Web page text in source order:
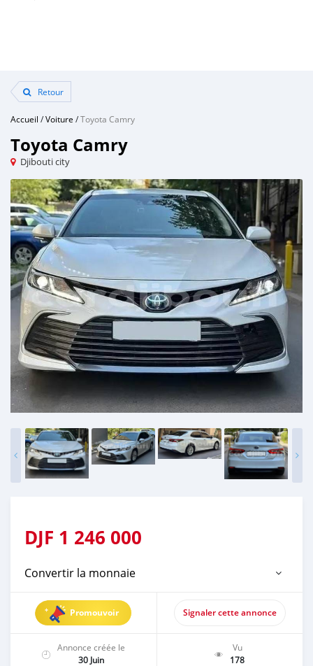
Retour
Accueil /Voiture /Toyota Camry
Toyota Camry
Djibouti city
DJF 1 246 000
Convertir la monnaie
Promouvoir Signaler cette annonce
Annonce créée le
30 Juin
Vu
178